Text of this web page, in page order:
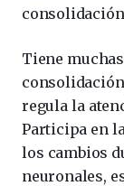
Tiene
regula la
Participa en la
los cambios
neuronales,